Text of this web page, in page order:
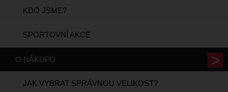
KDO JSME?
SPORTOVNÍ AKCE
O NÁKUPU
JAK VYBRAT SPRÁVNOU VELIKOST?